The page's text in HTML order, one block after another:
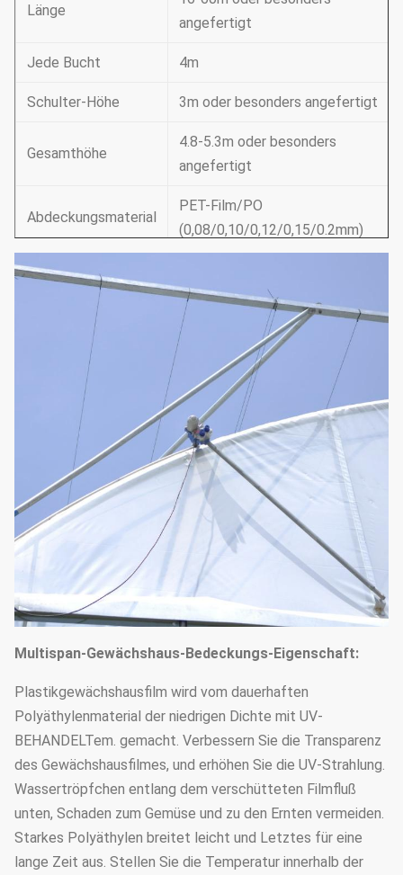
Länge
angefertigt
Jede Bucht 4m
Schulter-Höhe 3m oder besonders angefertigt
Gesamthöhe
4.8-5.3m oder besonders
angefertigt
Abdeckungsmaterial
PET-Film/PO
(0,08/0,10/0,12/0,15/0.2mm)
Seitenbelüftung/manuelle
Dachbelüftung/
Elektrische
Seitenbelüftung/Dachbelüftung
Stützsystem
(wählen Sie
entsprechend Ihrem
Bedarf)
Kühlsystem- u.
Bewässerungssystem u.
Außenseite oder Innere
Schattieren des Systems
Der Bogenabstand
1.33m / 1,2/1,0/2,0 oder
besonders angefertigt
Bogendurchmesser
besonders angefertigt
Hauptsäule
114mm, 50X70mm, 60X80mm
50x100mm, 80x80mm,
100X100mm
Standard: 60mm, 50X70mm,
40x80mm, 80X80mm… usw.
Multispan-Gewächshaus-Bedeckungs-Eigenschaft:
Plastikgewächshausfilm wird vom dauerhaften
Polyäthylenmaterial der niedrigen Dichte mit UV-
BEHANDELTem. gemacht. Verbessern Sie die Transparenz
des Gewächshausfilmes, und erhöhen Sie die UV-Strahlung.
Wassertröpfchen entlang dem verschütteten Filmfluß
unten, Schaden zum Gemüse und zu den Ernten vermeiden.
Starkes Polyäthylen breitet leicht und Letztes für eine
lange Zeit aus. Stellen Sie die Temperatur innerhalb der